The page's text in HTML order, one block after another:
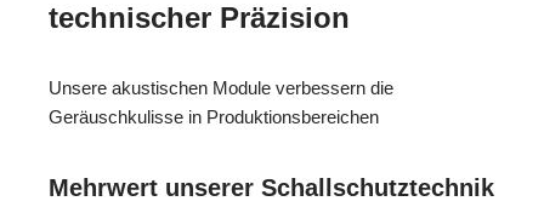
technischer Präzision
Unsere akustischen Module verbessern die
Geräuschkulisse in Produktionsbereichen
Mehrwert unserer Schallschutztechnik